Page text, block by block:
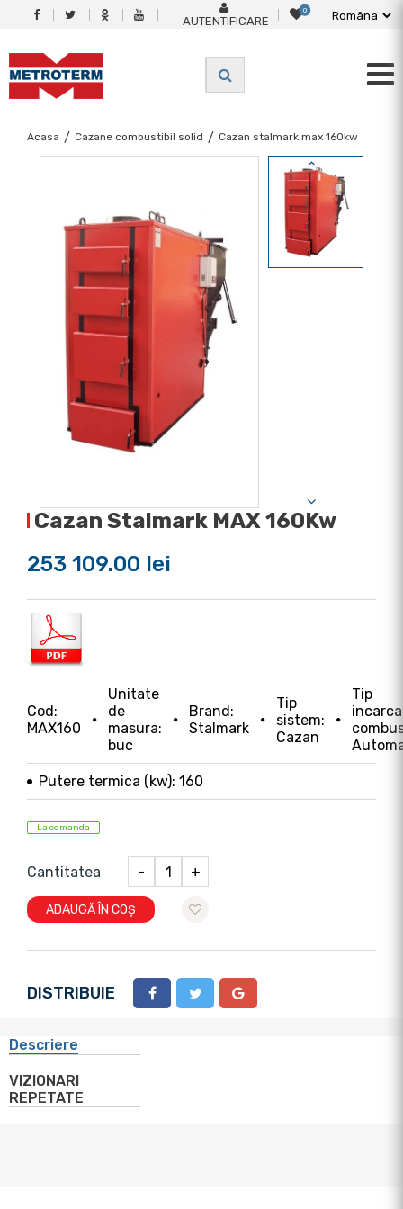
AUTENTIFICARE
0
Acasa / Cazane combustibil solid / Cazan stalmark max 160kw
Cazan Stalmark MAX 160Kw
253 109.00 lei
Cod:
MAX160
Unitate
de
masura:
buc
Brand:
Stalmark
Tip
sistem:
Cazan
Tip
Putere termica (kw): 160
La comanda
Cantitatea - +
ADAUGĂ ÎN COȘ
DISTRIBUIE
Descriere
VIZIONARI
REPETATE